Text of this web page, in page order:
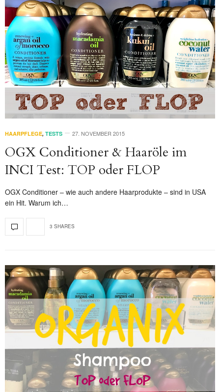
HAARPFLEGE, TESTS 27. NOVEMBER 2015
OGX Conditioner & Haaröle im
INCI Test: TOP oder FLOP
OGX Conditioner – wie auch andere Haarprodukte – sind in USA
ein Hit. Warum ich…
3 SHARES